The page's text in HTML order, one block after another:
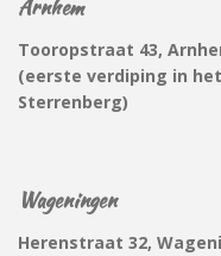
Arnhem
Tooropstraat 43,
(eerste verdiping in
Sterrenberg)
Wageningen
Herenstraat 32,